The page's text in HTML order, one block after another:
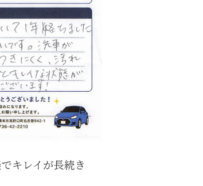
キレイが長続き